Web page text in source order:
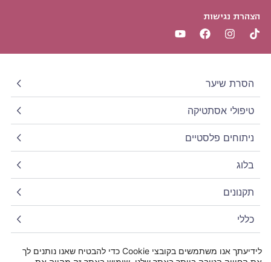
הצהרת נגישות
הסרת שיער
טיפולי אסתטיקה
ניתוחים פלסטיים
בלוג
תקנונים
כללי
פרטי התקשרות
לידיעתך אנו משתמשים בקובצי Cookie כדי להבטיח שאנו נותנים לך